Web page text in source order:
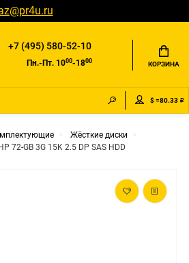
+7 (495) 580-52-10
Пн.-Пт. 1000-1800 КОРЗИНА
$ =80.33 ₽
Жёсткие диски
72-GB 3G 15K 2.5 DP SAS HDD